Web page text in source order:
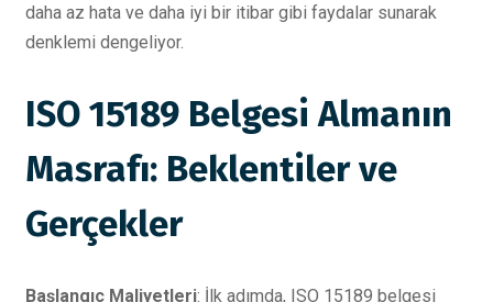
daha az hata ve daha iyi bir itibar gibi faydalar sunarak
denklemi dengeliyor.
ISO 15189 Belgesi Almanın
Masrafı: Beklentiler ve
Gerçekler
Başlangıç Maliyetleri: İlk adımda, ISO 15189 belgesi